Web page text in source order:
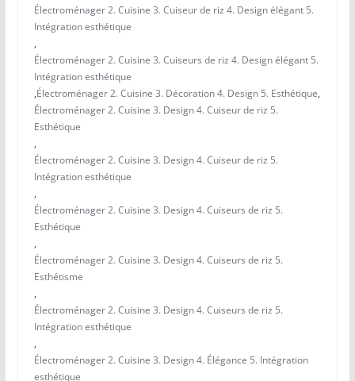
Électroménager 2. Cuisine 3. Cuiseur de riz 4. Design élégant 5.
Intégration esthétique
,
Électroménager 2. Cuisine 3. Cuiseurs de riz 4. Design élégant 5.
Intégration esthétique
,Électroménager 2. Cuisine 3. Décoration 4. Design 5. Esthétique,
Électroménager 2. Cuisine 3. Design 4. Cuiseur de riz 5.
Esthétique
,
Électroménager 2. Cuisine 3. Design 4. Cuiseur de riz 5.
Intégration esthétique
,
Électroménager 2. Cuisine 3. Design 4. Cuiseurs de riz 5.
Esthétique
,
Électroménager 2. Cuisine 3. Design 4. Cuiseurs de riz 5.
Esthétisme
,
Électroménager 2. Cuisine 3. Design 4. Cuiseurs de riz 5.
Intégration esthétique
,
Électroménager 2. Cuisine 3. Design 4. Élégance 5. Intégration
esthétique